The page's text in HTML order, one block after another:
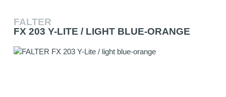
FALTER
FX 203 Y-LITE / LIGHT BLUE-ORANGE